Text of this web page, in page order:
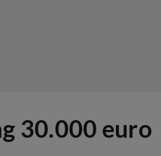
30.000 euro